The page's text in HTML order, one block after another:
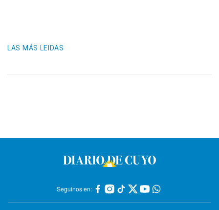
LAS MÁS LEIDAS
Seguinos en: